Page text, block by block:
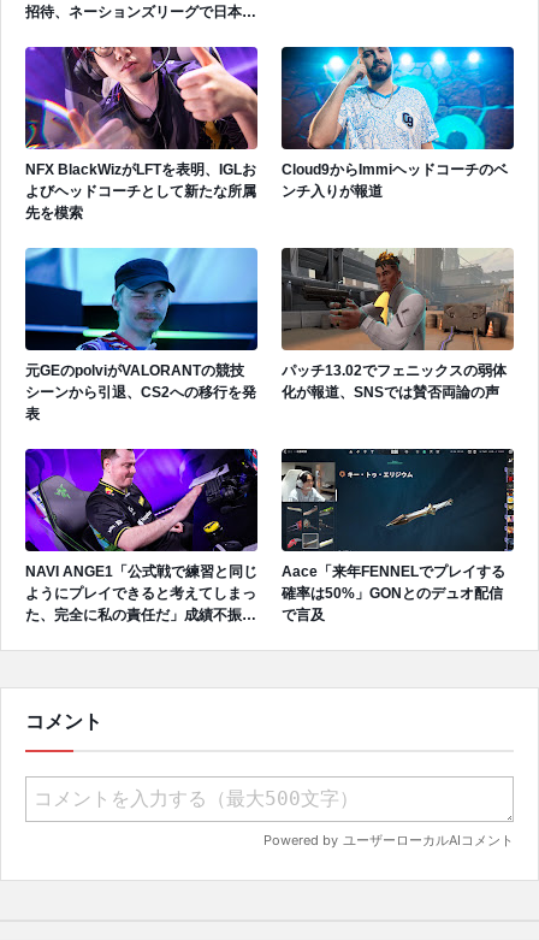
招待、ネーションズリーグで日本代
NFX BlackWizがLFTを表明、IGLお
よびヘッドコーチとして新たな所属
先を模索
Cloud9からImmiヘッドコーチのベ
ンチ入りが報道
元GEのpolviがVALORANTの競技
シーンから引退、CS2への移行を発
表
パッチ13.02でフェニックスの弱体
化が報道、SNSでは賛否両論の声
NAVI ANGE1「公式戦で練習と同じ
ようにプレイできると考えてしまっ
た、完全に私の責任だ」成績不振を
Aace「来年FENNELでプレイする
確率は50%」GONとのデュオ配信
で言及
コメント